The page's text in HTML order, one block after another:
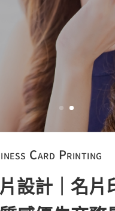
Card Printing
設計｜名片